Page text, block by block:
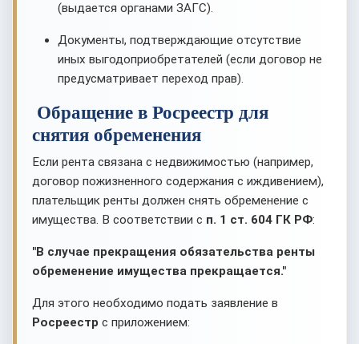
(выдается органами ЗАГС).
Документы, подтверждающие отсутствие
иных выгодоприобретателей (если договор не
предусматривает переход прав).
Обращение в Росреестр для
снятия обременения
Если рента связана с недвижимостью (например,
договор пожизненного содержания с иждивением),
плательщик ренты должен снять обременение с
имущества. В соответствии с п. 1 ст. 604 ГК РФ:
"В случае прекращения обязательства ренты
обременение имущества прекращается."
Для этого необходимо подать заявление в
Росреестр с приложением: